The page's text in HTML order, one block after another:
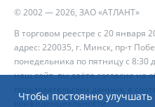
Чтобы постоянно
© 2002 — 2026, ЗАО «АТЛАНТ»
В торговом реестре с 20
адрес: 220035, г. Минск, пр-т
понедельника по пятницу с 8:30
наш сайт, вы даёте согласие на
конфиденциальности.